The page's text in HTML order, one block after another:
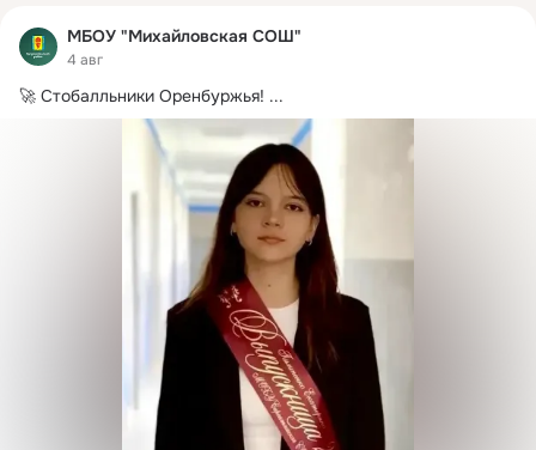
МБОУ "Михайловская СОШ"
4 авг
🚀 Стобалльники Оренбуржья! ...